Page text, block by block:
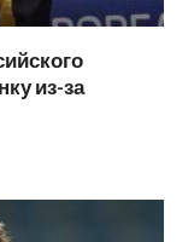
из-за